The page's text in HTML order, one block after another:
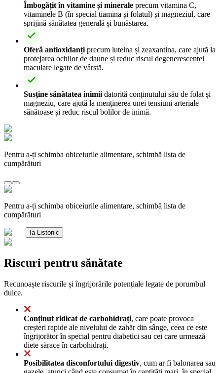
Îmbogățit în vitamine și minerale precum vitamina C,
vitaminele B (în special tiamina și folatul) și magneziul, care
sprijină sănătatea generală și bunăstarea.
Oferă antioxidanți precum luteina și zeaxantina, care ajută la
protejarea ochilor de daune și reduc riscul degenerescenței
maculare legate de vârstă.
Susține sănătatea inimii datorită conținutului său de folat și
magneziu, care ajută la menținerea unei tensiuni arteriale
sănătoase și reduc riscul bolilor de inimă.
Pentru a-ți schimba obiceiurile alimentare, schimbă lista de
cumpărături
Pentru a-ți schimba obiceiurile alimentare, schimbă lista de
cumpărături
Ia Listonic
Riscuri pentru sănătate
Recunoaște riscurile și îngrijorările potențiale legate de porumbul
dulce.
Conținut ridicat de carbohidrați, care poate provoca
creșteri rapide ale nivelului de zahăr din sânge, ceea ce este
îngrijorător în special pentru diabetici sau cei care urmează
diete sărace în carbohidrați.
Posibilitatea disconfortului digestiv, cum ar fi balonarea sau